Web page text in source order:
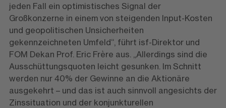
jeden Fall ein optimistisches Signal der
Großkonzerne in einem von steigenden Input-Kosten
und geopolitischen Unsicherheiten
gekennzeichneten Umfeld“, führt isf-Direktor und
FOM Dekan Prof. Eric Frère aus. „Allerdings sind die
Ausschüttungsquoten leicht gesunken. Im Schnitt
werden nur 40% der Gewinne an die Aktionäre
ausgekehrt – und das ist auch sinnvoll angesichts der
Zinssituation und der konjunkturellen